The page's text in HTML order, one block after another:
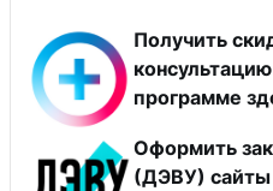
Получить
программе
Оформить
(ДЭВУ) сайты